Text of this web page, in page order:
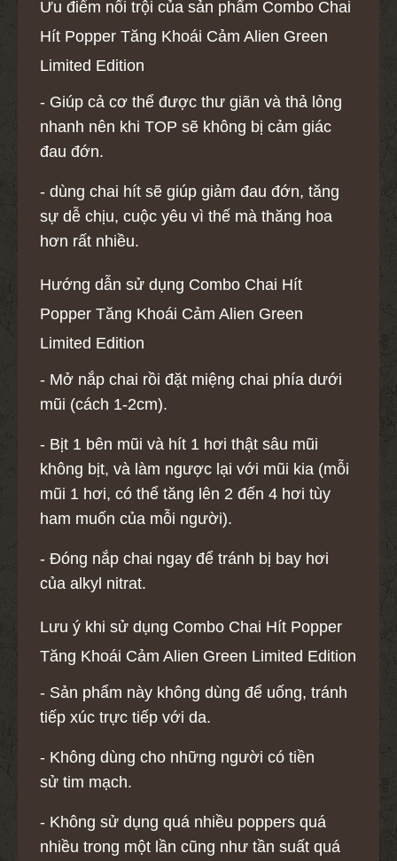
Ưu điểm nổi trội của sản phẩm Combo Chai
Hít Popper Tăng Khoái Cảm Alien Green
Limited Edition
- Giúp cả cơ thể được thư giãn và thả lỏng
nhanh nên khi TOP sẽ không bị cảm giác
đau đớn.
- dùng chai hít sẽ giúp giảm đau đớn, tăng
sự dễ chịu, cuộc yêu vì thế mà thăng hoa
hơn rất nhiều.
Hướng dẫn sử dụng Combo Chai Hít
Popper Tăng Khoái Cảm Alien Green
Limited Edition
- Mở nắp chai rồi đặt miệng chai phía dưới
mũi (cách 1-2cm).
- Bịt 1 bên mũi và hít 1 hơi thật sâu mũi
không bịt, và làm ngược lại với mũi kia (mỗi
mũi 1 hơi, có thể tăng lên 2 đến 4 hơi tùy
ham muốn của mỗi người).
- Đóng nắp chai ngay để tránh bị bay hơi
của alkyl nitrat.
Lưu ý khi sử dụng Combo Chai Hít Popper
Tăng Khoái Cảm Alien Green Limited Edition
- Sản phẩm này không dùng để uống, tránh
tiếp xúc trực tiếp với da.
- Không dùng cho những người có tiền
sử tim mạch.
- Không sử dụng quá nhiều poppers quá
nhiều trong một lần cũng như tần suất quá